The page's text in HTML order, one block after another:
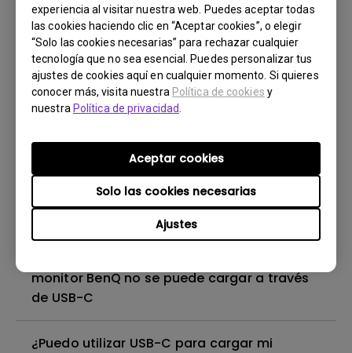
experiencia al visitar nuestra web. Puedes aceptar todas
las cookies haciendo clic en “Aceptar cookies”, o elegir
“Solo las cookies necesarias” para rechazar cualquier
tecnología que no sea esencial. Puedes personalizar tus
ajustes de cookies aquí en cualquier momento. Si quieres
conocer más, visita nuestra Política de cookies y
nuestra Política de privacidad
Ajustes
Solo las cookies necesarias
Aceptar cookies
¿Por qué aparece el mensaje de error "No
supported monitor connected" cuando falla
la conexión entre PMU y mi monitor BenQ?
¿Cómo puedo solucionar esto?
¿Cómo resolver la falta de salida de audio
¿Cómo puedo solucionar problemas de una
actualización de firmware fallida a través
de Display Quickit?
monitor BenQ no se puede cargar a través
de USB-C
¿Puedo utilizar USB-C para cargar mi